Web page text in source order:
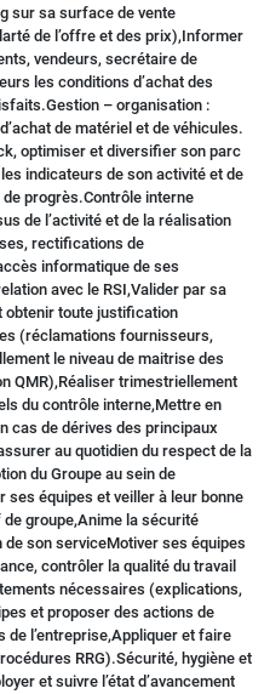
sur sa surface de vente
de l’offre et des prix),Informer
vendeurs, secrétaire de
les conditions d’achat des
– organisation :
de matériel et de véhicules.
optimiser et diversifier son parc
indicateurs de son activité et de
progrès.Contrôle interne
de l’activité et de la réalisation
rectifications de
informatique de ses
avec le RSI,Valider par sa
obtenir toute justification
(réclamations fournisseurs,
le niveau de maitrise des
QMR),Réaliser trimestriellement
du contrôle interne,Mettre en
cas de dérives des principaux
au quotidien du respect de la
du Groupe au sein de
ses équipes et veiller à leur bonne
groupe,Anime la sécurité
son serviceMotiver ses équipes
contrôler la qualité du travail
nécessaires (explications,
et proposer des actions de
l’entreprise,Appliquer et faire
RRG).Sécurité, hygiène et
et suivre l’état d’avancement